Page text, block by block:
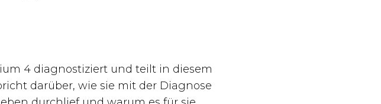
4 diagnostiziert und teilt in diesem
darüber, wie sie mit der Diagnose